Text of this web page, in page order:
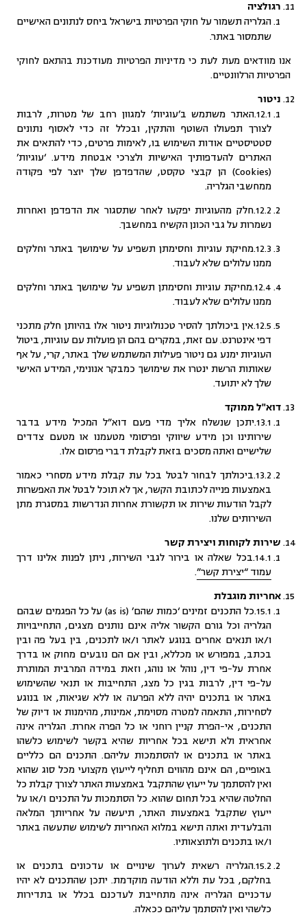
רגולציה
הגלריה תשמור על חוקי הפרטיות בישראל ביחס לנתונים האישיים
שתמסור באתר.
אנו מוודאים מעת לעת כי מדיניות הפרטיות מעודכנת בהתאם לחוקי
הפרטיות הרלוונטיים.
ניטור
12.1.האתר משתמש ב’עוגיות’ למגוון רחב של מטרות, לרבות
לצורך תפעולו השוטף והתקין, ובכלל זה כדי לאסוף נתונים
סטטיסטיים אודות השימוש בו, לאימות פרטים, כדי להתאים את
האתרים להעדפותיך האישיות ולצרכי אבטחת מידע. ‘עוגיות’
(Cookies) הן קבצי טקסט, שהדפדפן שלך יוצר לפי פקודה
ממחשבי הגלריה.
12.2.חלק מהעוגיות יפקעו לאחר שתסגור את הדפדפן ואחרות
נשמרות על גבי הכונן הקשיח במחשבך.
12.3.מחיקת עוגיות וחסימתן תשפיע על שימושך באתר וחלקים
ממנו עלולים שלא לעבוד.
12.4.מחיקת עוגיות וחסימתן תשפיע על שימושך באתר וחלקים
ממנו עלולים שלא לעבוד.
12.5.אין ביכולתך להסיר טכנולוגיות ניטור אלו בהיותן חלק מתכני
דפי אינטרנט. עם זאת, במקרים בהם הן פועלות עם עוגיות, ביטול
העוגיות ימנע גם ניטור פעילות המשתמש שלך באתר, קרי, על אף
שאותות הרשת ינטרו את שימושך כמבקר אנונימי, המידע האישי
שלך לא יתועד.
דוא"ל ממוקד
13.1.יתכן שנשלח אליך מדי פעם דוא”ל המכיל מידע בדבר
שירותינו וכן מידע שיווקי ופרסומי מטעמנו או מטעם צדדים
שלישיים ואתה מסכים בזאת לקבלת דברי פרסום אלו.
13.2.ביכולתך לבחור לבטל בכל עת קבלת מידע מסחרי כאמור
באמצעות פנייה לכתובת הקשר, אך לא תוכל לבטל את האפשרות
לקבל הודעות שירות או תקשורת אחרות הנדרשות במסגרת מתן
השירותים שלנו.
שירות לקוחות ויצירת קשר
14.1.בכל שאלה או בירור לגבי השירות, ניתן לפנות אלינו דרך
עמוד “יצירת קשר”.
אחריות מוגבלת
15.1.כל התכנים זמינים ‘כמות שהם’ (as is) על כל הפגמים שבהם
הגלריה וכל גורם הקשור אליה אינם נותנים מצגים, התחייבויות
ו/או תנאים אחרים בנוגע לאתר ו/או לתכנים, בין בעל פה ובין
בכתב, במפורש או מכללא, ובין אם הם נובעים מחוק או בדרך
אחרת על-פי דין, נוהל או נוהג, וזאת במידה המרבית המותרת
על-פי דין, לרבות בגין כל מצג, התחייבות או תנאי שהשימוש
באתר או בתכנים יהיה ללא הפרעה או ללא שגיאות, או בנוגע
לסחירות, התאמה למטרה מסוימת, אמינות, מהימנות או דיוק של
התכנים, אי-הפרת קניין רוחני או כל הפרה אחרת. הגלריה אינה
אחראית ולא תישא בכל אחריות שהיא בקשר לשימוש כלשהו
באתר או בתכנים או להסתמכות עליהם. התכנים הם כלליים
באופיים, הם אינם מהווים תחליף לייעוץ מקצועי מכל סוג שהוא
ואין להסתמך על ייעוץ שהתקבל באמצעות האתר לצורך קבלת כל
החלטה שהיא בכל תחום שהוא. כל הסתמכות על התכנים ו/או על
ייעוץ שתקבל באמצעות האתר, תיעשה על אחריותך המלאה
והבלעדית ואתה תישא במלוא האחריות לשימוש שתעשה באתר
ו/או בתכנים ולתוצאותיו.
15.2.הגלריה רשאית לערוך שינויים או עדכונים בתכנים או
בחלקם, בכל עת וללא הודעה מוקדמת. יתכן שהתכנים לא יהיו
עדכניים הגלריה אינה מתחייבת לעדכנם בכלל או בתדירות
כלשהי ואין להסתמך עליהם ככאלה.